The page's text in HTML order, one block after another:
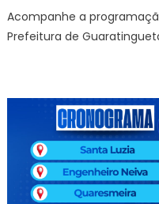
Acompanhe a
Prefeitura de